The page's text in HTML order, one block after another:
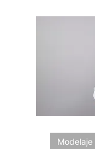
Modelaje